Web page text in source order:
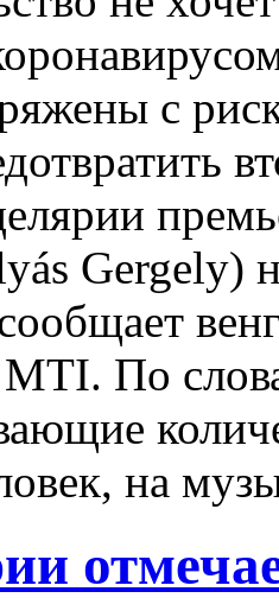
с
Gergely)
MTI. По
на